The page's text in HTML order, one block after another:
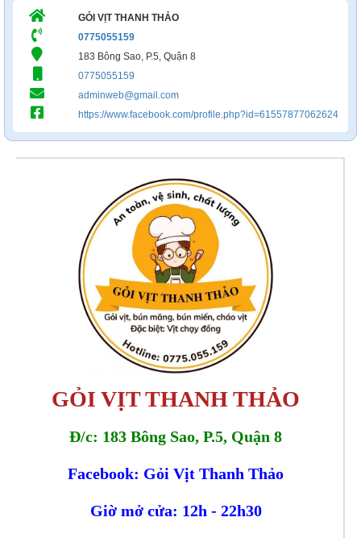
GỎI VỊT THANH THẢO
0775055159
183 Bông Sao, P.5, Quận 8
0775055159
adminweb@gmail.com
https://www.facebook.com/profile.php?id=61557877062624
GỎI VỊT THANH THẢO
Đ/c: 183 Bông Sao, P.5, Quận 8
Facebook: Gỏi Vịt Thanh Thảo
Giờ mở cửa: 12h - 22h30